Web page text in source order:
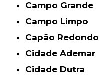
Campo Grande
Campo Limpo
Capão Redondo
Cidade Ademar
Cidade Dutra